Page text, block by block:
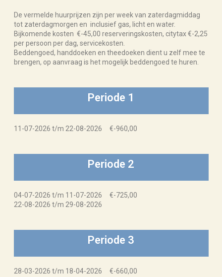
De vermelde huurprijzen zijn per week van zaterdagmiddag
tot zaterdagmorgen en inclusief gas, licht en water.
Bijkomende kosten €-45,00 reserveringskosten, citytax €-2,25
per persoon per dag, servicekosten.
Beddengoed, handdoeken en theedoeken dient u zelf mee te
brengen, op aanvraag is het mogelijk beddengoed te huren.
Periode 1
11-07-2026 t/m 22-08-2026 €-960,00
Periode 2
04-07-2026 t/m 11-07-2026 €-725,00
22-08-2026 t/m 29-08-2026
Periode 3
28-03-2026 t/m 18-04-2026 €-660,00